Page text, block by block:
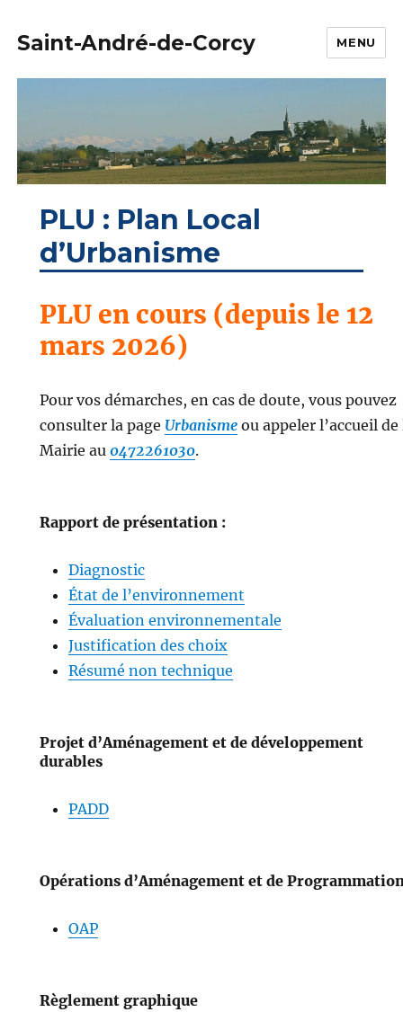
Saint-André-de-Corcy MENU
PLU : Plan Local
d’Urbanisme
PLU en cours (depuis le 12
mars 2026)
Pour vos démarches, en cas de doute, vous pouvez
consulter la page Urbanismeou appeler l’accueil de
Mairie au 0472261030.
Rapport de présentation :
Diagnostic
État de l’environnement
Évaluation environnementale
Justification des choix
Résumé non technique
Projet d’Aménagement et de développement
durables
PADD
Opérations d’Aménagement et de
OAP
Règlement graphique